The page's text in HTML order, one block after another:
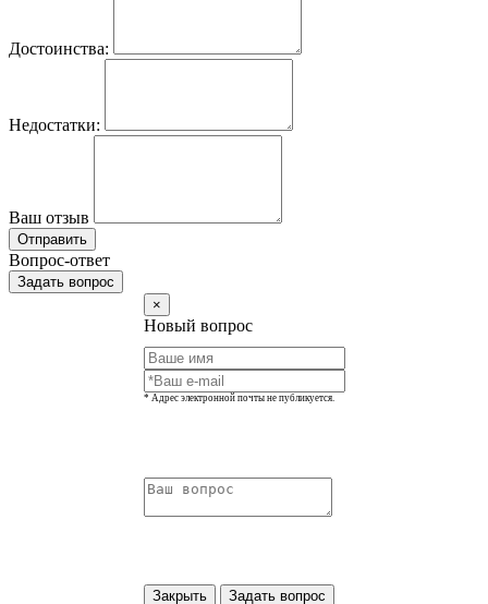
Достоинства:
Недостатки:
Ваш отзыв
Отправить
Вопрос-ответ
Задать вопрос
×
Новый вопрос
* Адрес электронной почты не публикуется.
Закрыть
Задать вопрос